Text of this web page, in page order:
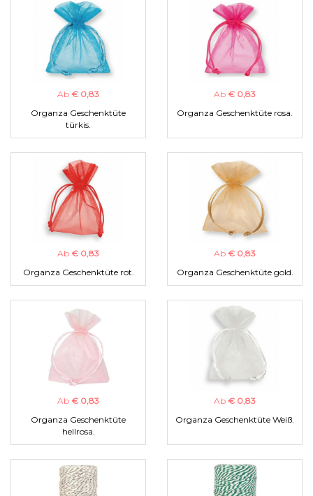
Ab € 0,83
Organza Geschenktüte
türkis.
Ab € 0,83
Organza Geschenktüte rosa.
Ab € 0,83
Organza Geschenktüte rot.
Ab € 0,83
Organza Geschenktüte gold.
Ab € 0,83
Organza Geschenktüte
hellrosa.
Ab € 0,83
Organza Geschenktüte Weiß.